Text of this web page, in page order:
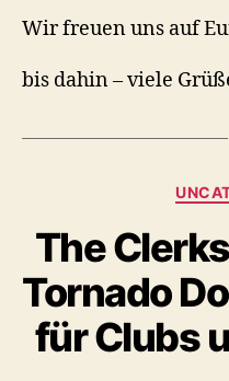
Wir freuen uns auf
bis dahin – viele
The
Tornado
für Clubs